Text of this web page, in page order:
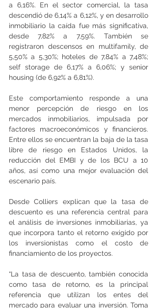
a 6,16%. En el sector comercial, la tasa
descendió de 6,14% a 6,12%, y en desarrollo
inmobiliario la caída fue más significativa,
desde 7,82% a 7,59%. También se
registraron descensos en multifamily, de
5,50% a 5,30%; hoteles de 7,84% a 7,48%;
self storage de 6,17% a 6,06%; y senior
housing (de 6,92% a 6,81%).
Este comportamiento responde a una
menor percepción de riesgo en los
mercados inmobiliarios, impulsada por
factores macroeconómicos y financieros.
Entre ellos se encuentran la baja de la tasa
libre de riesgo en Estados Unidos, la
reducción del EMBI y de los BCU a 10
años, así como una mejor evaluación del
escenario país.
Desde Colliers explican que la tasa de
descuento es una referencia central para
el análisis de inversiones inmobiliarias, ya
que incorpora tanto el retorno exigido por
los inversionistas como el costo de
financiamiento de los proyectos.
“La tasa de descuento, también conocida
como tasa de retorno, es la principal
referencia que utilizan los entes del
mercado para evaluar una inversión. Toma